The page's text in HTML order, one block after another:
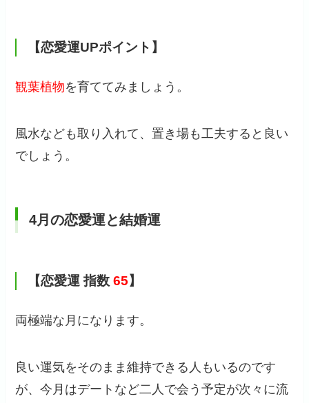
【恋愛運UPポイント】
観葉植物を育ててみましょう。
風水なども取り入れて、置き場も工夫すると良い
でしょう。
4月の恋愛運と結婚運
【恋愛運 指数65】
両極端な月になります。
良い運気をそのまま維持できる人もいるのです
が、今月はデートなど二人で会う予定が次々に流